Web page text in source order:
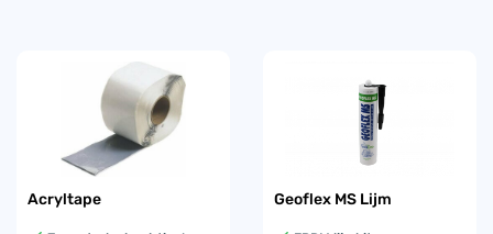
Acryltape Geoflex MS Lijm